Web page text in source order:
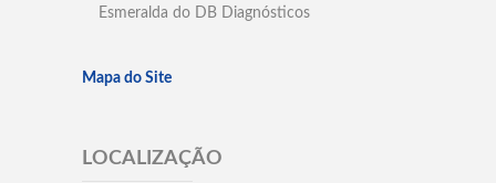
Esmeralda do DB Diagnósticos
Mapa do Site
LOCALIZAÇÃO